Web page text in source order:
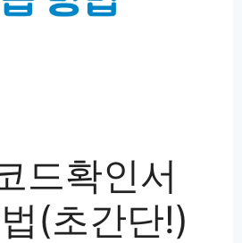
드확인서
(초간단!)